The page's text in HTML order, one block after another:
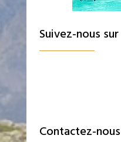
Suivez-nous
Contactez-nous